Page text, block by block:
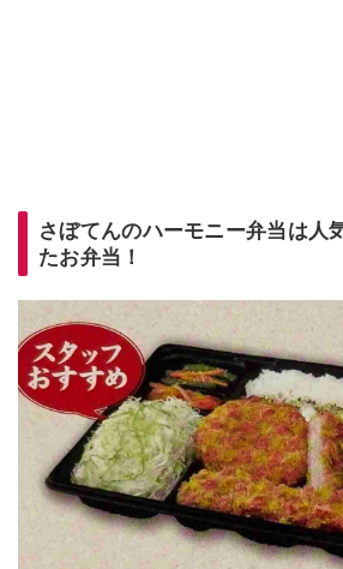
さぼてんのハーモニー弁当は人
たお弁当！